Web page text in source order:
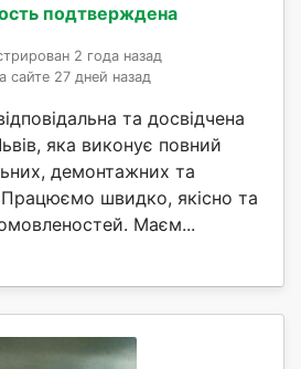
подтверждена
2 года назад
сайте 27 дней назад
та досвідчена
яка виконує повний
демонтажних та
Працюємо швидко, якісно та
Маєм...